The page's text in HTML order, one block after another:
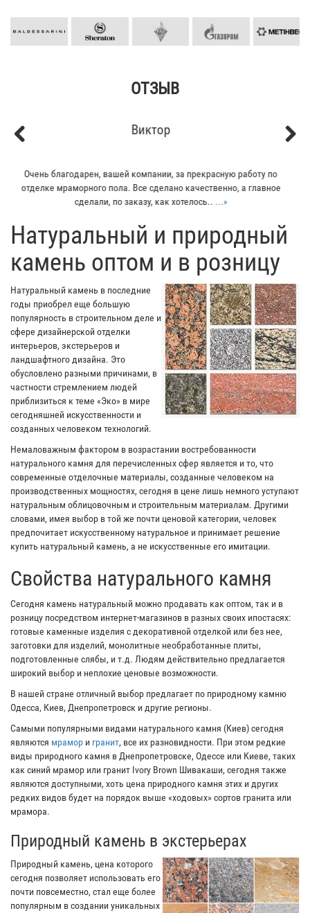
ОТЗЫВ
Кирилл
Мой отец заказывал плитку из гранита для своего дома. Больше
всего понравилось - индивидуальный подход к клиенту. Отец
остался очень доволен......»
​Натуральный и природный
камень оптом и в розницу
Натуральный камень в последние
годы приобрел еще большую
популярность в строительном деле и
сфере дизайнерской отделки
интерьеров, экстерьеров и
ландшафтного дизайна. Это
обусловлено разными причинами, в
частности стремлением людей
приблизиться к теме «Эко» в мире
сегодняшней искусственности и
созданных человеком технологий.
Немаловажным фактором в возрастании востребованности
натурального камня для перечисленных сфер является и то, что
современные отделочные материалы, созданные человеком на
производственных мощностях, сегодня в цене лишь немного уступают
натуральным облицовочным и строительным материалам. Другими
словами, имея выбор в той же почти ценовой категории, человек
предпочитает искусственному натуральное и принимает решение
купить натуральный камень, а не искусственные его имитации.
Свойства натурального камня
Сегодня камень натуральный можно продавать как оптом, так и в
розницу посредством интернет-магазинов в разных своих ипостасях:
готовые каменные изделия с декоративной отделкой или без нее,
заготовки для изделий, монолитные необработанные плиты,
подготовленные слябы, и т.д. Людям действительно предлагается
широкий выбор и неплохие ценовые возможности.
В нашей стране отличный выбор предлагает по природному камню
Одесса, Киев, Днепропетровск и другие регионы.
Самыми популярными видами натурального камня (Киев) сегодня
являются мрамор и гранит, все их разновидности. При этом редкие
виды природного камня в Днепропетровске, Одессе или Киеве, таких
как синий мрамор или гранит Ivory Brown Шивакаши, сегодня также
являются доступными, хоть цена природного камня этих и других
редких видов будет на порядок выше «ходовых» сортов гранита или
мрамора.
Природный камень в экстерьерах
Природный камень, цена которого
сегодня позволяет использовать его
почти повсеместно, стал еще более
популярным в создании уникальных